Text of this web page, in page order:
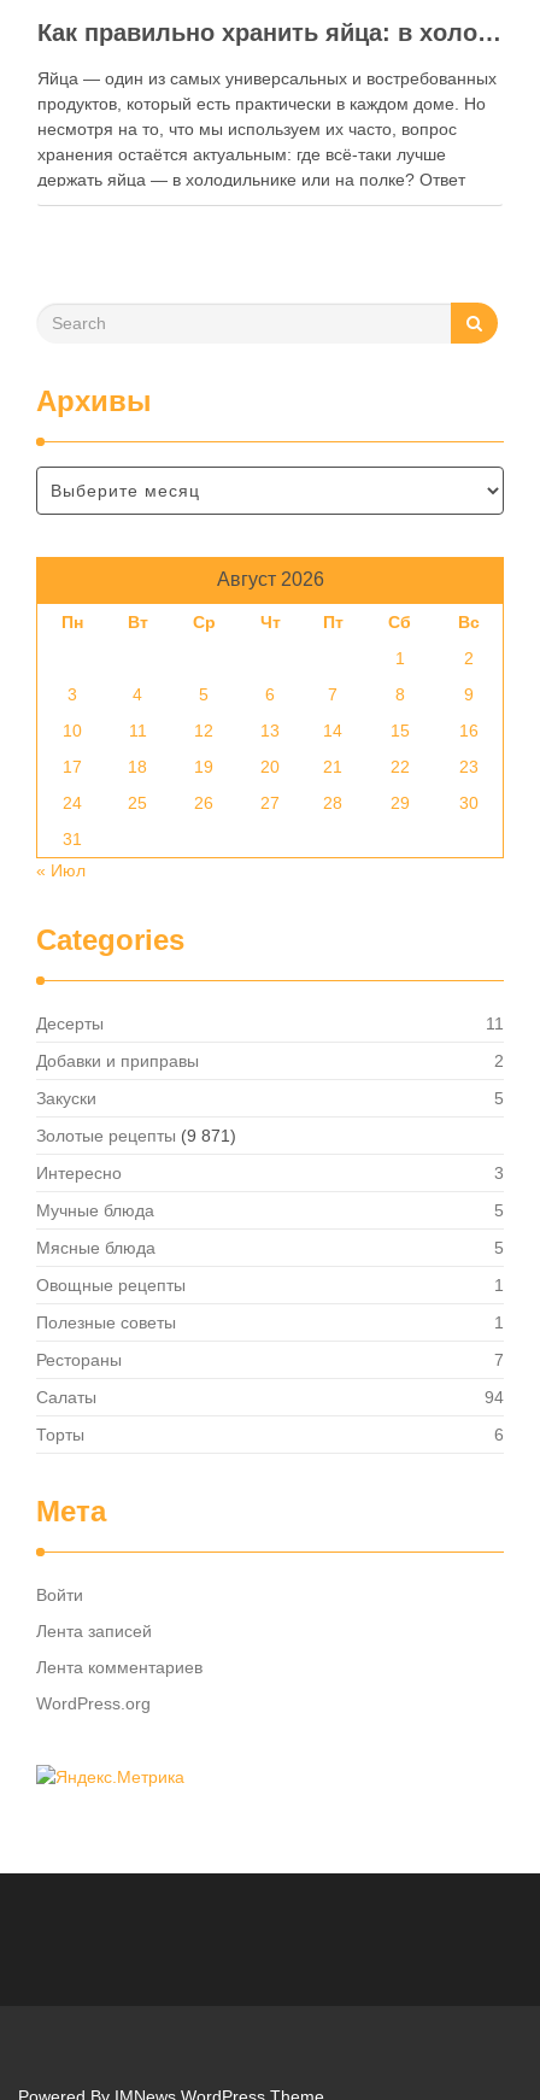
Как правильно хранить яйца: в холодильнике или на полке?
Яйца — один из самых универсальных и востребованных
продуктов, который есть практически в каждом доме. Но
несмотря на то, что мы используем их часто, вопрос
хранения остаётся актуальным: где всё-таки лучше
держать яйца — в холодильнике или на полке? Ответ
зависит от нескольких факторов, включая температуру
Архивы
Август 2026
Пн Вт Ср Чт Пт Сб
Вс
1
2
3
4 5 6 7 8
9
10
11 12 13 14 15
16
17
18 19 20 21 22
23
24
25 26 27 28 29
30
31
« Июл
Categories
Десерты
11
Добавки и приправы
2
Закуски
5
Золотые рецепты (9 871)
Интересно
3
Мучные блюда
5
Мясные блюда
5
Овощные рецепты
1
Полезные советы
1
Рестораны
7
Салаты
94
Торты
6
Мета
Войти
Лента записей
Лента комментариев
WordPress.org